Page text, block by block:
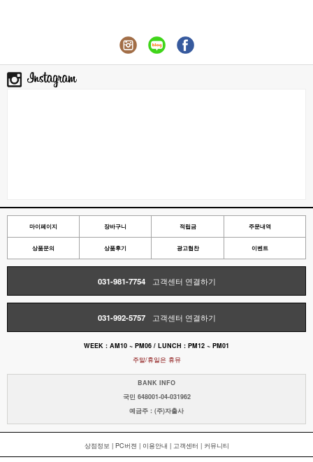
마이페이지 장바구니 적립금 주문내역
상품문의 상품후기 광고협찬 이벤트
031-981-7754 고객센터 연결하기
031-992-5757 고객센터 연결하기
WEEK : AM10 ~ PM06 / LUNCH : PM12 ~ PM01
주말/휴일은 휴뮤
BANK INFO
국민 648001-04-031962
예금주 : (주)자출사
상점정보 | PC버젼 | 이용안내 | 고객센터 | 커뮤니티